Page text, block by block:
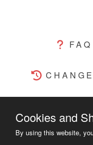
FAQ
Cookies and
By using this website,